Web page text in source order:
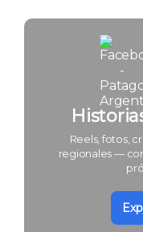
Reels, fotos,
regionales —